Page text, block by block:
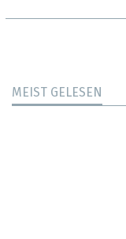
MEIST GELESEN